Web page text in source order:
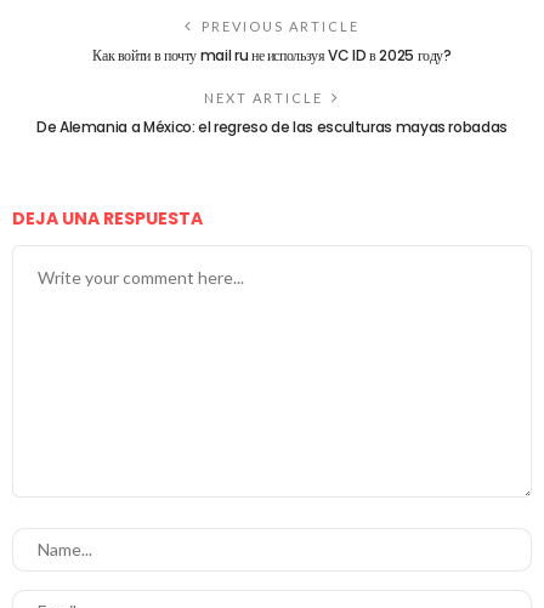
PREVIOUS ARTICLE
Как войти в почту mail ru не используя VC ID в 2025 году?
NEXT ARTICLE
De Alemania a México: el regreso de las esculturas mayas robadas
DEJA UNA RESPUESTA